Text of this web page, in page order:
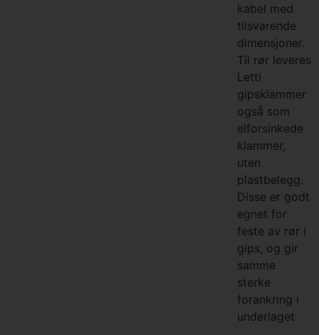
kabel med
tilsvarende
dimensjoner.
Til rør leveres
Letti
gipsklammer
også som
elforsinkede
klammer,
uten
plastbelegg.
Disse er godt
egnet for
feste av rør i
gips, og gir
samme
sterke
forankring i
underlaget.